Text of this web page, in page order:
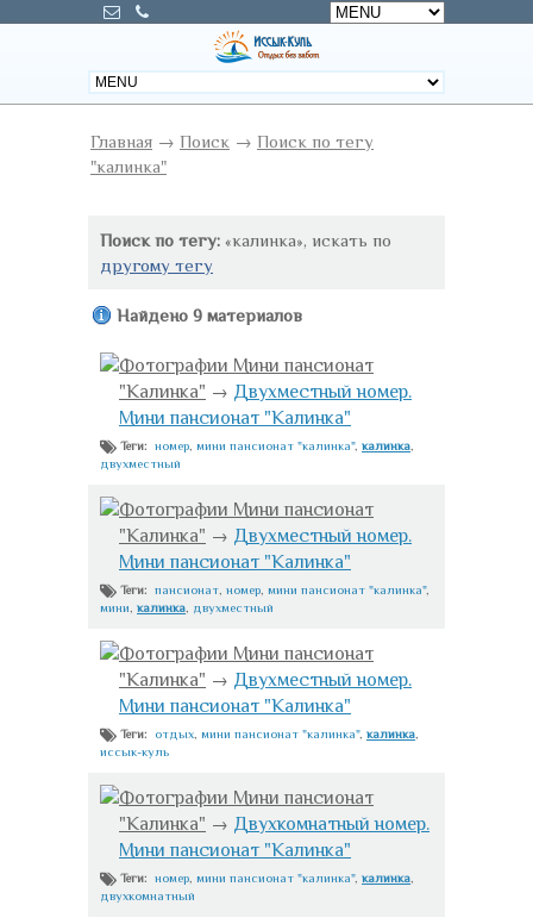
Главная → Поиск → Поиск по тегу
"калинка"
Поиск по тегу: «калинка», искать по
другому тегу
Найдено 9 материалов
Фотографии Мини пансионат
"Калинка" → Двухместный номер.
Мини пансионат "Калинка"
Теги: номер мини пансионат "калинка", калинка
двухместный
Фотографии Мини пансионат
"Калинка" → Двухместный номер.
Мини пансионат "Калинка"
Теги: пансионат номер мини пансионат "калинка",
мини калинка двухместный
Фотографии Мини пансионат
"Калинка" → Двухместный номер.
Мини пансионат "Калинка"
Теги: отдых мини пансионат "калинка", калинка
иссык-куль
Фотографии Мини пансионат
"Калинка" → Двухкомнатный номер.
Мини пансионат "Калинка"
Теги: номер мини пансионат "калинка", калинка
двухкомнатный